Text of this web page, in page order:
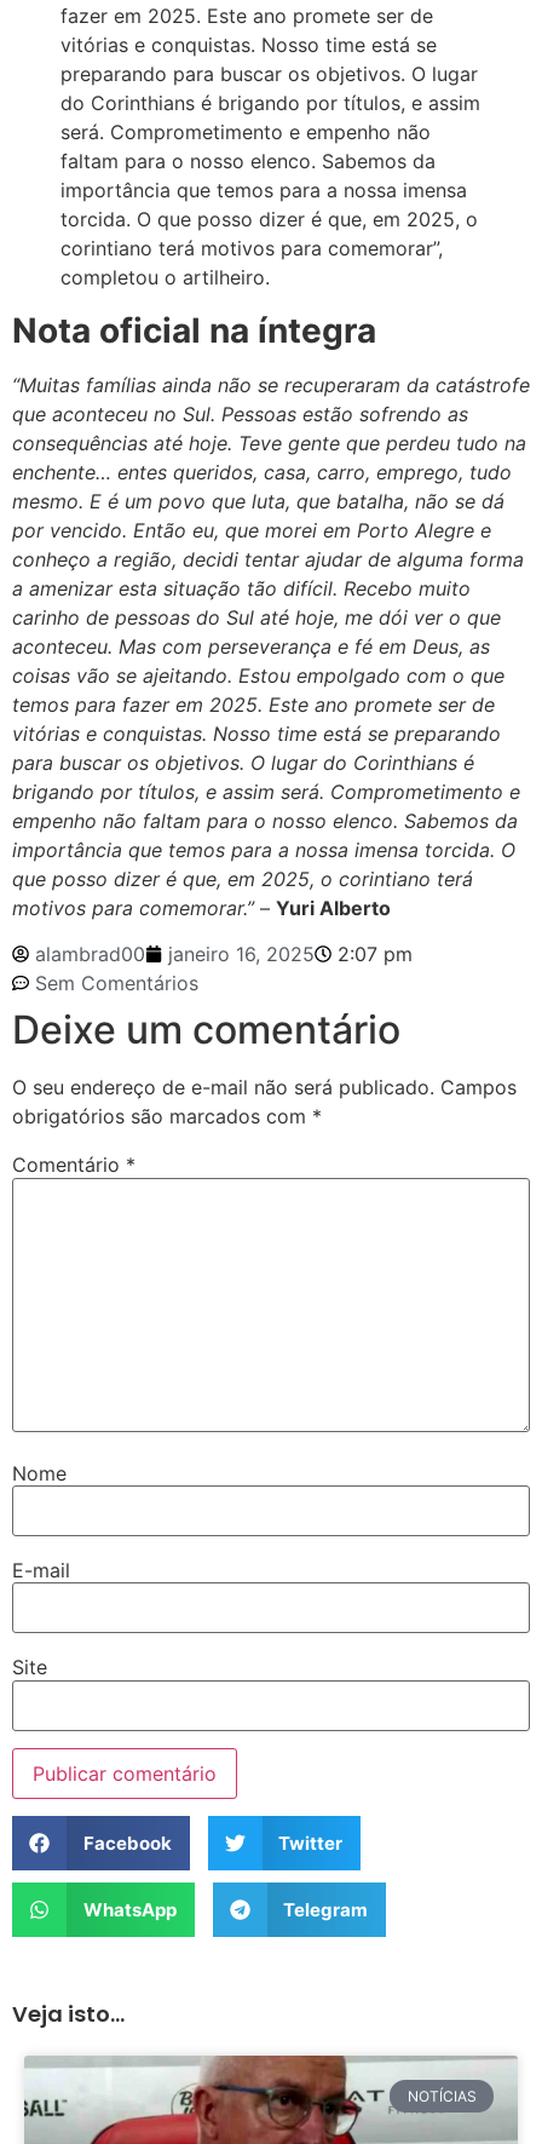
fazer em 2025. Este ano promete ser de
vitórias e conquistas. Nosso time está se
preparando para buscar os objetivos. O lugar
do Corinthians é brigando por títulos, e assim
será. Comprometimento e empenho não
faltam para o nosso elenco. Sabemos da
importância que temos para a nossa imensa
torcida. O que posso dizer é que, em 2025, o
corintiano terá motivos para comemorar”,
completou o artilheiro.
Nota oficial na íntegra
“Muitas famílias ainda não se recuperaram da catástrofe
que aconteceu no Sul. Pessoas estão sofrendo as
consequências até hoje. Teve gente que perdeu tudo na
enchente… entes queridos, casa, carro, emprego, tudo
mesmo. E é um povo que luta, que batalha, não se dá
por vencido. Então eu, que morei em Porto Alegre e
conheço a região, decidi tentar ajudar de alguma forma
a amenizar esta situação tão difícil. Recebo muito
carinho de pessoas do Sul até hoje, me dói ver o que
aconteceu. Mas com perseverança e fé em Deus, as
coisas vão se ajeitando. Estou empolgado com o que
temos para fazer em 2025. Este ano promete ser de
vitórias e conquistas. Nosso time está se preparando
para buscar os objetivos. O lugar do Corinthians é
brigando por títulos, e assim será. Comprometimento e
empenho não faltam para o nosso elenco. Sabemos da
importância que temos para a nossa imensa torcida. O
que posso dizer é que, em 2025, o corintiano terá
motivos para comemorar.”– Yuri Alberto
alambrad00
janeiro 16, 2025
2:07 pm
Sem Comentários
Deixe um comentário
O seu endereço de e-mail não será publicado. Campos
obrigatórios são marcados com *
Comentário *
Nome
E-mail
Site
Facebook Twitter
WhatsApp Telegram
Veja isto...
NOTÍCIAS